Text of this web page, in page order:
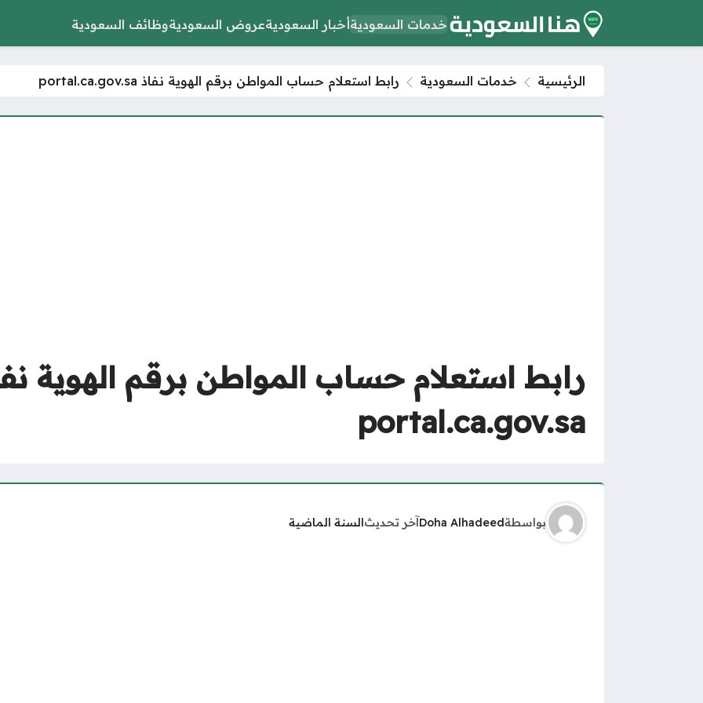
خدمات السعوديةأخبار السعوديةعروض السعوديةوظائف السعودية
الرئيسية خدمات السعودية رابط استعلام حساب المواطن برقم الهوية نفاذ portal.ca.gov.sa
رابط استعلام حساب المواطن برقم الهوية
portal.ca.gov.sa
بواسطةDoha Alhadeedآخر تحديثالسنة الماضية